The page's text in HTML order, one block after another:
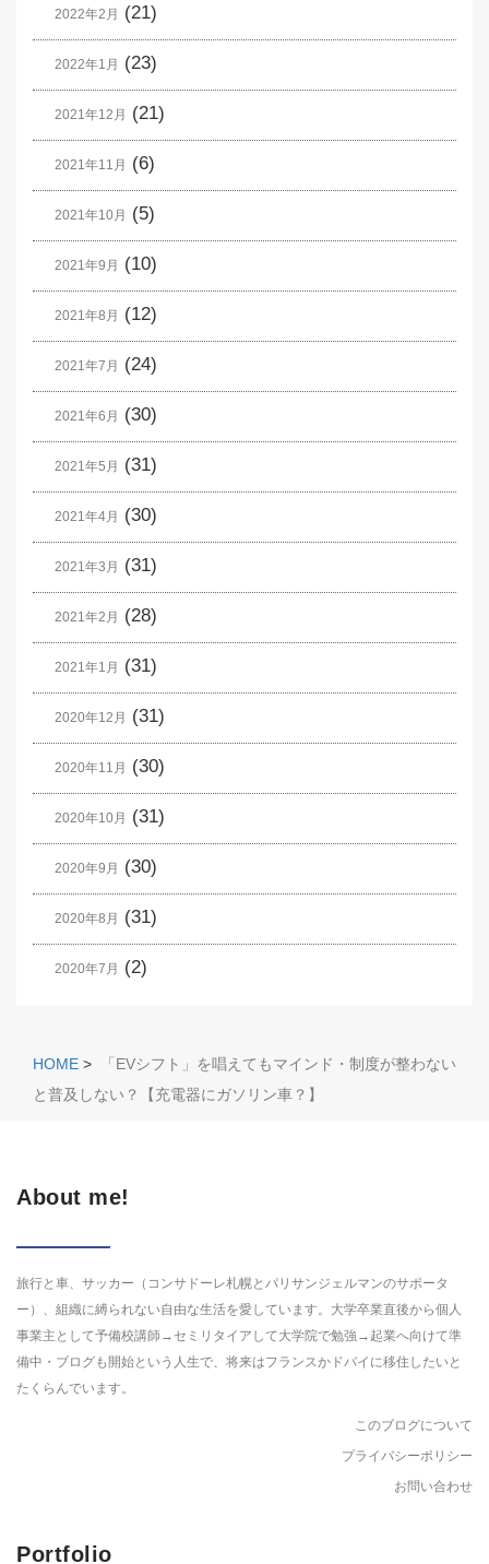
2022年2月 (21)
2022年1月 (23)
2021年12月 (21)
2021年11月 (6)
2021年10月 (5)
2021年9月 (10)
2021年8月 (12)
2021年7月 (24)
2021年6月 (30)
2021年5月 (31)
2021年4月 (30)
2021年3月 (31)
2021年2月 (28)
2021年1月 (31)
2020年12月 (31)
2020年11月 (30)
2020年10月 (31)
2020年9月 (30)
2020年8月 (31)
2020年7月 (2)
HOME >
「EVシフト」を唱えてもマインド・制度が整わない
と普及しない？【充電器にガソリン車？】
About me!
旅行と車、サッカー（コンサドーレ札幌とパリサンジェルマンのサポータ
ー）、組織に縛られない自由な生活を愛しています。大学卒業直後から個人
事業主として予備校講師→セミリタイアして大学院で勉強→起業へ向けて準
備中・ブログも開始という人生で、将来はフランスかドバイに移住したいと
たくらんでいます。
このブログについて
プライバシーポリシー
お問い合わせ
Portfolio